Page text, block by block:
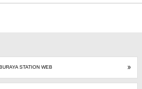
STATION WEB